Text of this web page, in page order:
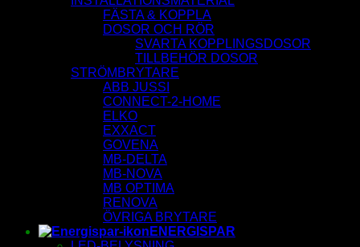
FÄSTA & KOPPLA
DOSOR OCH RÖR
SVARTA KOPPLINGSDOSOR
TILLBEHÖR DOSOR
STRÖMBRYTARE
ABB JUSSI
CONNECT-2-HOME
ELKO
EXXACT
GOVENA
MB-DELTA
MB-NOVA
MB OPTIMA
RENOVA
ÖVRIGA BRYTARE
ENERGISPAR